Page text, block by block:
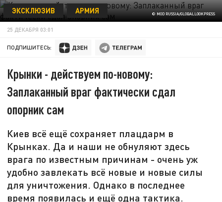
© MOD RUSSIA/GLOBALLOOKPRESS
ЭКСКЛЮЗИВ АРМИЯ
25 ДЕКАБРЯ 03:01
ПОДПИШИТЕСЬ:
Крынки - действуем по-новому:
Заплаканный враг фактически сдал
опорник сам
Киев всё ещё сохраняет плацдарм в
Крынках. Да и наши не обнуляют здесь
врага по известным причинам - очень уж
удобно завлекать всё новые и новые силы
для уничтожения. Однако в последнее
время появилась и ещё одна тактика.